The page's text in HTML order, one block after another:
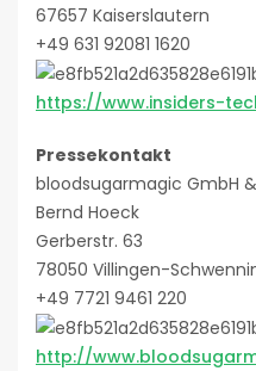
67657 Kaiserslautern
+49 631 92081 1620
https://www.insiders-
Pressekontakt
bloodsugarmagic GmbH &
Bernd Hoeck
Gerberstr. 63
78050 Villingen-
+49 7721 9461 220
http://